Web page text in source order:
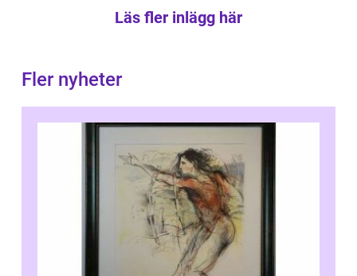
Läs fler inlägg här
Fler nyheter